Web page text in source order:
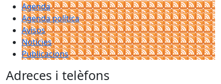
Agenda
Agenda política
Avisos
Notícies
Publicacions
Adreces i telèfons